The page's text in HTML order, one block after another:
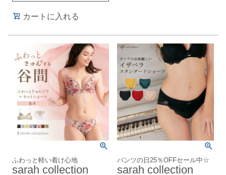
カートに入れる
ふわっと軽い着け心地
sarah collection
パンツの日25％OFFセール中☆
sarah collection